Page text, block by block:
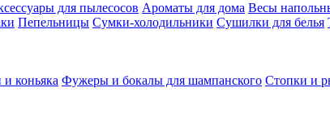
для пылесосов Ароматы для дома Весы
Пепельницы Сумки-холодильники Сушилки для белья
коньяка Фужеры и бокалы для шампанского Стопки и